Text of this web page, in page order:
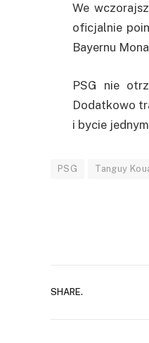
We
oficjalnie
Bayernu
PSG nie
Dodatkowo
i bycie
PSG Tanguy
SHARE.